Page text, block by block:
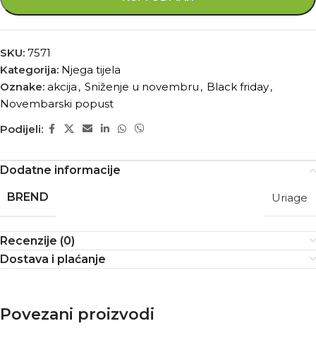
SKU: 7571
Kategorija: Njega tijela
Oznake: akcija , Sniženje u novembru , Black friday,
Novembarski popust
Podijeli:
Dodatne informacije
BREND
Uriage
Recenzije (0)
Dostava i plaćanje
Povezani proizvodi